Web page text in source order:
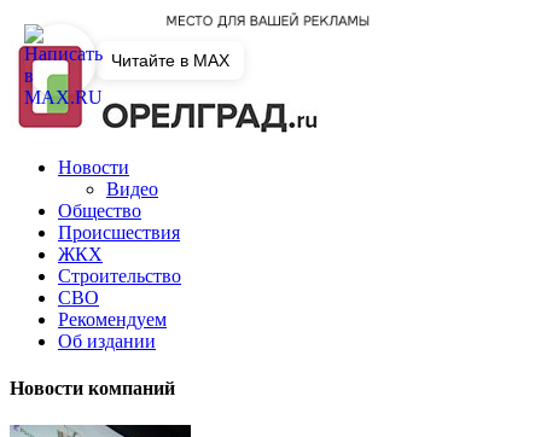
Новости
Видео
Общество
Происшествия
ЖКХ
Строительство
СВО
Рекомендуем
Об издании
Новости компаний
Читайте в MAX